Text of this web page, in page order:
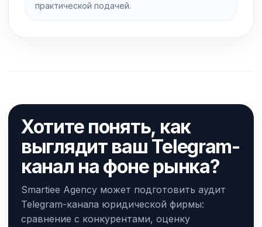
практической подачей.
Хотите понять, как
выглядит ваш Telegram-
канал на фоне рынка?
Smartiee Agency может подготовить аудит
Telegram-канала юридической фирмы:
сравнение с конкурентами, оценку